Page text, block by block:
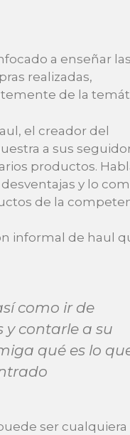
a enseñar las
realizadas,
de la
el creador del
a sus
productos.
y lo
de la
informal de haul
como ir de
y contarle a su
qué es lo
ser cualquiera